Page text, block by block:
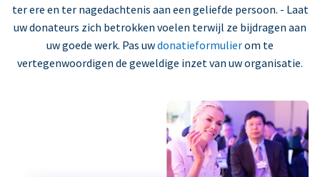
ter ere en ter nagedachtenis aan een geliefde persoon. - Laat
uw donateurs zich betrokken voelen terwijl ze bijdragen aan
uw goede werk. Pas uwdonatieformulierom te
vertegenwoordigen de geweldige inzet van uw organisatie.